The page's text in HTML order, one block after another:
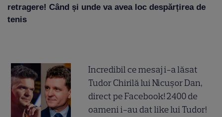
retragere! Când și unde va avea loc despărțirea de
tenis
Incredibil ce mesaj i-a lăsat
Tudor Chirilă lui Nicușor Dan,
direct pe Facebook! 2400 de
oameni i-au dat like lui Tudor!